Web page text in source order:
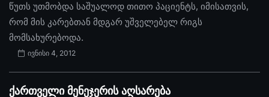
წუთს უთმობდა საშუალოდ თითო პაციენტს, იმისათვის,
რომ მის კარებთან მდგარ უშველებელ რიგს
მომსახურებოდა.
ივნისი 4, 2012
ქართველი მენეჯერის აღსარება